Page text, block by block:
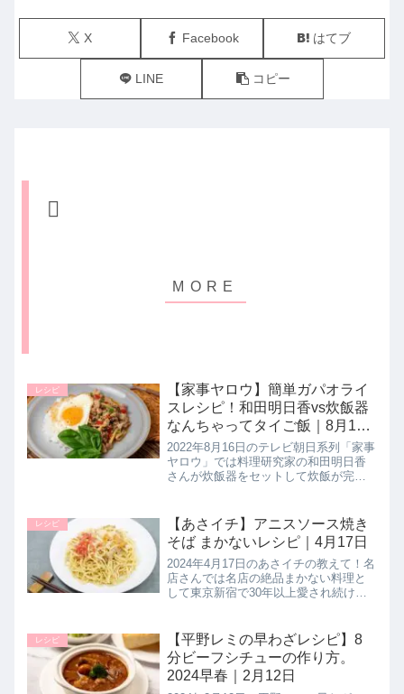
X Facebook はてブ
LINE コピー
レシピ
【家事ヤロウ】簡単ガパオライ
スレシピ！和田明日香vs炊飯器
なんちゃってタイご飯｜8月16
日
2022年8月16日のテレビ朝日系列「家事
ヤロウ」では料理研究家の和田明日香
さんが炊飯器をセットして炊飯が完了
披露した簡単絶品タイ料理の中より
【超簡単ガパオライス】の作...
レシピ
【あさイチ】アニスソース焼き
そば まかないレシピ｜4月17日
2024年4月17日のあさイチの教えて！名
店さんでは名店の絶品まかない料理と
して東京新宿で30年以上愛され続けて
かないレシピ【アニスソース焼きそ
ば】の作り方を教えてく...
レシピ
【平野レミの早わざレシピ】8
分ビーフシチューの作り方。
2024早春｜2月12日